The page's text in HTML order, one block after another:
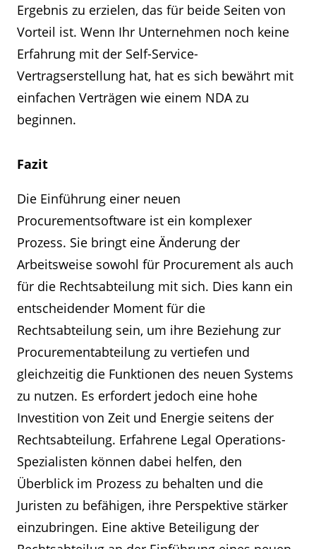
Ergebnis zu erzielen, das für beide Seiten von
Vorteil ist. Wenn Ihr Unternehmen noch keine
Erfahrung mit der Self-Service-
Vertragserstellung hat, hat es sich bewährt mit
einfachen Verträgen wie einem NDA zu
beginnen.
Fazit
Die Einführung einer neuen
Procurementsoftware ist ein komplexer
Prozess. Sie bringt eine Änderung der
Arbeitsweise sowohl für Procurement als auch
für die Rechtsabteilung mit sich. Dies kann ein
entscheidender Moment für die
Rechtsabteilung sein, um ihre Beziehung zur
Procurementabteilung zu vertiefen und
gleichzeitig die Funktionen des neuen Systems
zu nutzen. Es erfordert jedoch eine hohe
Investition von Zeit und Energie seitens der
Rechtsabteilung. Erfahrene Legal Operations-
Spezialisten können dabei helfen, den
Überblick im Prozess zu behalten und die
Juristen zu befähigen, ihre Perspektive stärker
einzubringen. Eine aktive Beteiligung der